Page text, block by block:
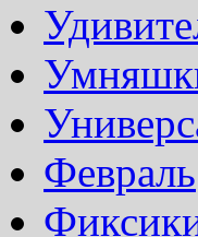
Февраль